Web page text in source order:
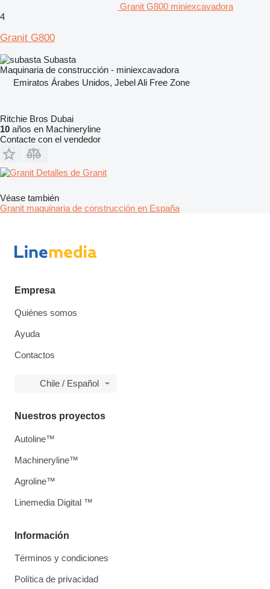
Granit G800 miniexcavadora
4
Granit G800
Subasta
Maquinaria de construcción - miniexcavadora
Emiratos Árabes Unidos, Jebel Ali Free Zone
Ritchie Bros Dubai
10 años en Machineryline
Contacte con el vendedor
Detalles de Granit
Véase también
Granit maquinaria de construcción en España
Empresa
Quiénes somos
Ayuda
Contactos
Chile / Español
Información
Términos y condiciones
Política de privacidad
Nuestros proyectos
Autoline™
Machineryline™
Agroline™
Linemedia Digital ™